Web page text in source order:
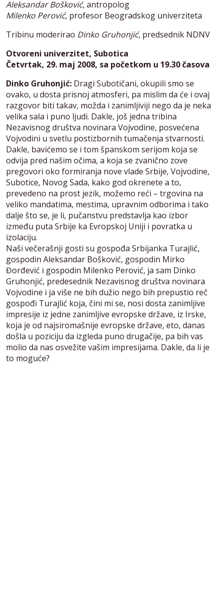
Aleksandar Bošković, antropolog
Milenko Perović, profesor Beogradskog univerziteta
Tribinu moderirao Dinko Gruhonjić, predsednik NDNV
Otvoreni univerzitet, Subotica
Četvrtak, 29. maj 2008, sa početkom u 19.30 časova
Dinko Gruhonjić: Dragi Subotičani, okupili smo se
ovako, u dosta prisnoj atmosferi, pa mislim da će i ovaj
razgovor biti takav, možda i zanimljiviji nego da je neka
velika sala i puno ljudi. Dakle, još jedna tribina
Nezavisnog društva novinara Vojvodine, posvećena
Vojvodini u svetlu postizbornih tumačenja stvarnosti.
Dakle, bavićemo se i tom španskom serijom koja se
odvija pred našim očima, a koja se zvanično zove
pregovori oko formiranja nove vlade Srbije, Vojvodine,
Subotice, Novog Sada, kako god okrenete a to,
prevedeno na prost jezik, možemo reći – trgovina na
veliko mandatima, mestima, upravnim odborima i tako
dalje što se, je li, pučanstvu predstavlja kao izbor
između puta Srbije ka Evropskoj Uniji i povratka u
izolaciju.
Naši večerašnji gosti su gospođa Srbijanka Turajlić,
gospodin Aleksandar Bošković, gospodin Mirko
Đorđević i gospodin Milenko Perović, ja sam Dinko
Gruhonjić, predesednik Nezavisnog društva novinara
Vojvodine i ja više ne bih dužio nego bih prepustio reč
gospođi Turajlić koja, čini mi se, nosi dosta zanimljive
impresije iz jedne zanimljive evropske države, iz Irske,
koja je od najsiromašnije evropske države, eto, danas
došla u poziciju da izgleda puno drugačije, pa bih vas
molio da nas osvežite vašim impresijama. Dakle, da li je
to moguće?